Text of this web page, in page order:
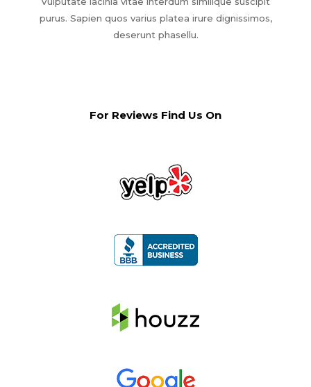
purus. Sapien quos varius platea irure dignissimos,
deserunt phasellu.
For Reviews Find Us On